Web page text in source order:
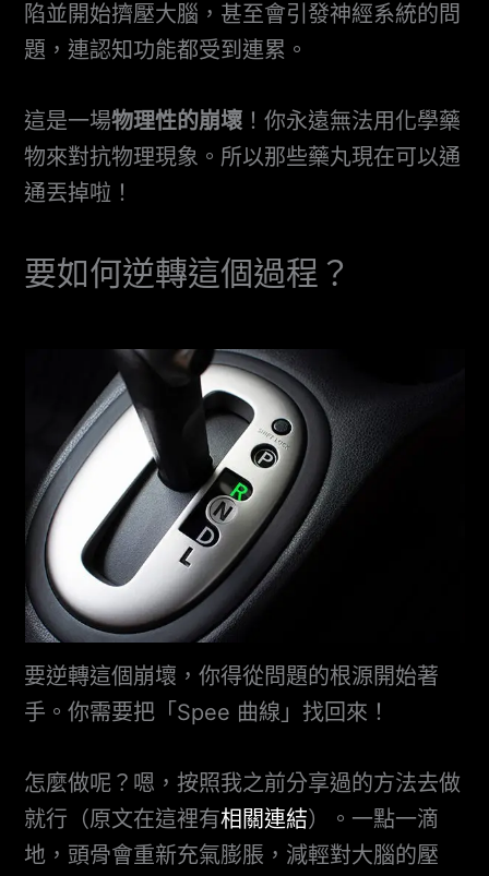
陷並開始擠壓大腦，甚至會引發神經系統的問
題，連認知功能都受到連累。
這是一場物理性的崩壞 ！你永遠無法用化學藥
物來對抗物理現象。所以那些藥丸現在可以通
通丟掉啦！
要如何逆轉這個過程？
要逆轉這個崩壞，你得從問題的根源開始著
手。你需要把「Spee 曲線」找回來！
怎麼做呢？嗯，按照我之前分享過的方法去做
就行（原文在這裡有相關連結）。一點一滴
地，頭骨會重新充氣膨脹，減輕對大腦的壓